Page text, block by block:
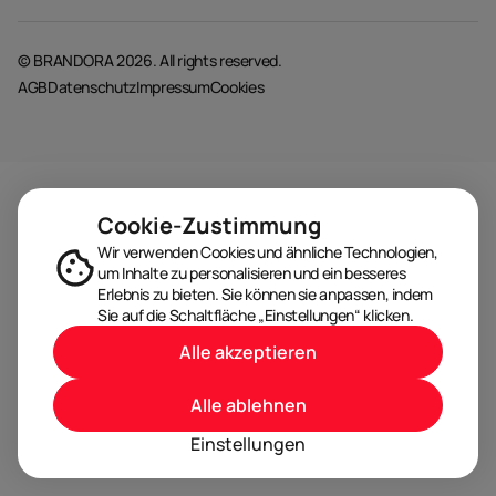
© BRANDORA 2026. All rights reserved.
AGBDatenschutzImpressumCookies
Cookie-Zustimmung
Wir verwenden Cookies und ähnliche Technologien,
um Inhalte zu personalisieren und ein besseres
Erlebnis zu bieten. Sie können sie anpassen, indem
Sie auf die Schaltfläche „Einstellungen“ klicken.
Einstellungen
Alle ablehnen
Alle akzeptieren